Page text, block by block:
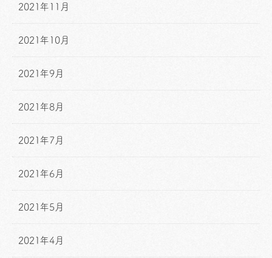
2021年11月
2021年10月
2021年9月
2021年8月
2021年7月
2021年6月
2021年5月
2021年4月